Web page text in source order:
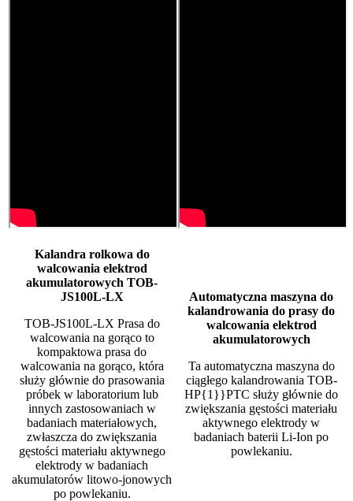
Kalandra rolkowa do
walcowania elektrod
akumulatorowych TOB-
JS100L-LX
TOB-JS100L-LX Prasa do
walcowania na gorąco to
kompaktowa prasa do
walcowania na gorąco, która
służy głównie do prasowania
próbek w laboratorium lub
innych zastosowaniach w
badaniach materiałowych,
zwłaszcza do zwiększania
gęstości materiału aktywnego
elektrody w badaniach
akumulatorów litowo-jonowych
po powlekaniu.
Automatyczna maszyna do
kalandrowania do prasy do
walcowania elektrod
akumulatorowych
Ta automatyczna maszyna do
ciągłego kalandrowania TOB-
HP{1}}PTC służy głównie do
zwiększania gęstości materiału
aktywnego elektrody w
badaniach baterii Li-Ion po
powlekaniu.